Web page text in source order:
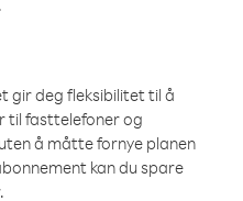
gir deg fleksibilitet til å
til fasttelefoner og
å måtte fornye planen
kan du spare